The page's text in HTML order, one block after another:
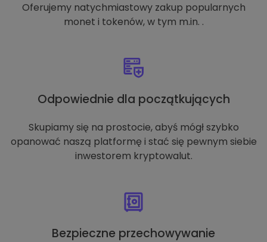
Oferujemy natychmiastowy zakup popularnych
monet i tokenów, w tym m.in. .
Odpowiednie dla początkujących
Skupiamy się na prostocie, abyś mógł szybko
opanować naszą platformę i stać się pewnym siebie
inwestorem kryptowalut.
Bezpieczne przechowywanie